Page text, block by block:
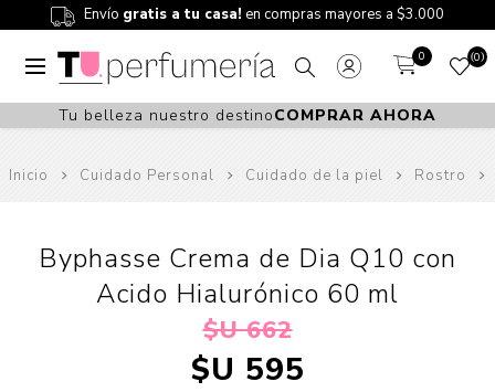
Envío gratis a tu casa! en compras mayores a $3.000
0 0
Tu belleza nuestro destinoCOMPRAR AHORA
Inicio Cuidado Personal Cuidado de la piel Rostro
Byphasse Crema de Dia Q10 con
Acido Hialurónico 60 ml
$U 662
$U 595